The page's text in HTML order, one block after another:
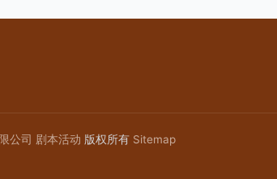
公司 剧本活动 版权所有 Sitemap